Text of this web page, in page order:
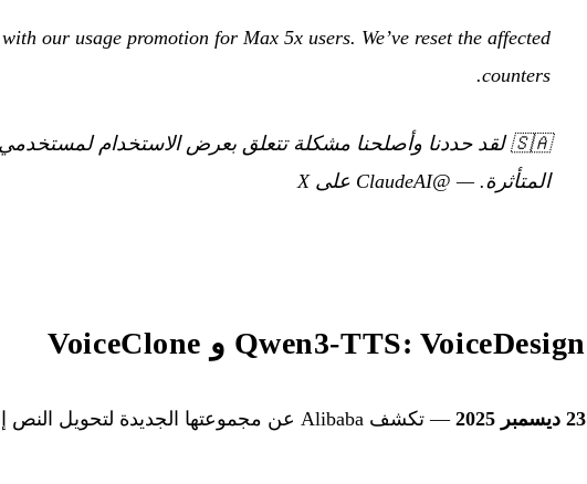
our usage promotion for Max 5x users. We’ve reset the affected
counters.
🇸🇦
المتأثرة. — @ClaudeAI على X
Qwen3-TTS: VoiceDesign و VoiceClone
23 ديسمبر 2025 — تكشف Alibaba عن مجموعتها الجديدة لتحويل النص إلى كلام مع نموذجين متكاملين.